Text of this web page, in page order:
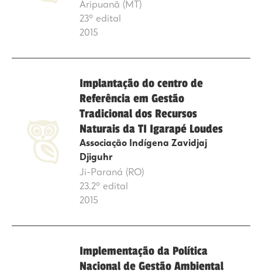
Aripuanã (MT)
23º edital
2015
Implantação do centro de
Referência em Gestão
Tradicional dos Recursos
Naturais da TI Igarapé Loudes
Associação Indígena Zavidjaj
Djiguhr
Ji-Paraná (RO)
23.2º edital
2015
Implementação da Política
Nacional de Gestão Ambiental